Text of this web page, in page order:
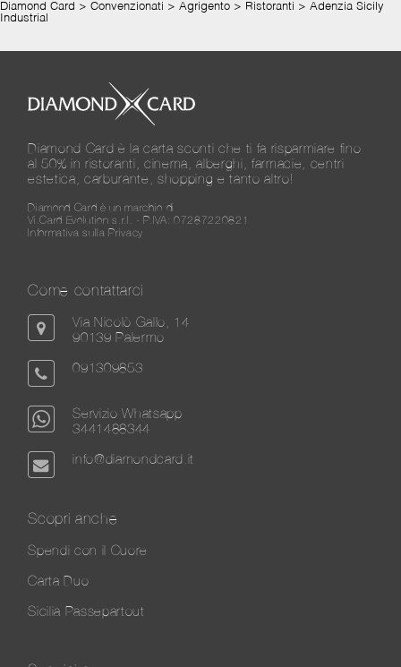
Diamond Card > Convenzionati > Agrigento > Ristoranti > Adenzia Sicily
Industrial
Diamond Card è la carta sconti che ti fa risparmiare fino
al 50% in ristoranti, cinema, alberghi, farmacie, centri
estetica, carburante, shopping e tanto altro!
Diamond Card è un marchio di
Vi.Card Evolution s.r.l. - P.IVA: 07287220821
Informativa sulla Privacy
Come contattarci
Via Nicolò Gallo, 14
90139 Palermo
091309853
Servizio Whatsapp
3441488344
info@diamondcard.it
Scopri anche
Spendi con il Cuore
Carta Duo
Sicilia Passepartout